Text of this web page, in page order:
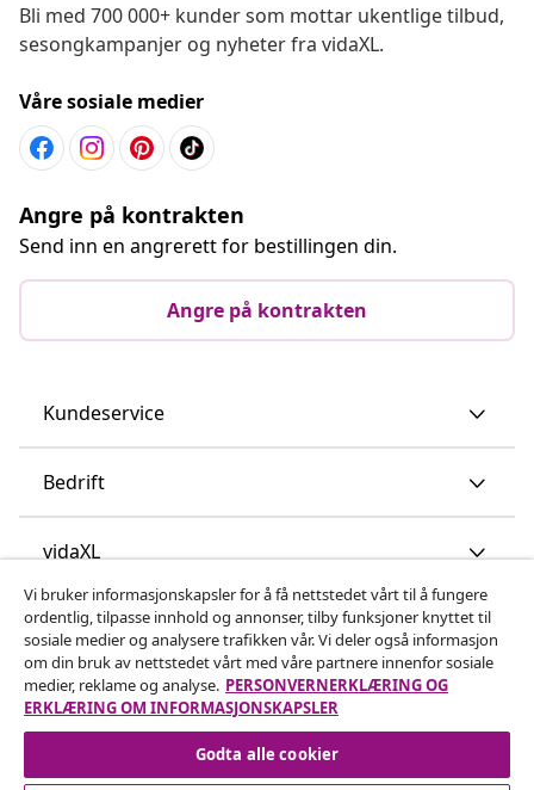
Bli med 700 000+ kunder som mottar ukentlige tilbud,
sesongkampanjer og nyheter fra vidaXL.
Våre sosiale medier
Angre på kontrakten
Send inn en angrerett for bestillingen din.
Angre på kontrakten
Kundeservice
Bedrift
vidaXL
Oppdag mer
Vi bruker informasjonskapsler for å få nettstedet vårt til å fungere
ordentlig, tilpasse innhold og annonser, tilby funksjoner knyttet til
sosiale medier og analysere trafikken vår. Vi deler også informasjon
om din bruk av nettstedet vårt med våre partnere innenfor sosiale
medier, reklame og analyse. PERSONVERNERKLÆRING OG
ERKLÆRING OM INFORMASJONSKAPSLER
Godta alle cookier